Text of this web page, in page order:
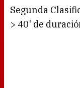
Segunda
> 40' de